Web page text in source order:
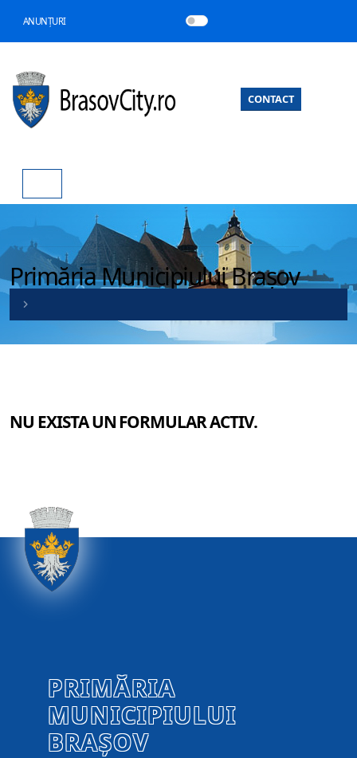
ANUNȚURI
CONTACT
Primăria Municipiului Brașov
NU EXISTA UN FORMULAR ACTIV.
PRIMĂRIA
MUNICIPIULUI
BRAȘOV